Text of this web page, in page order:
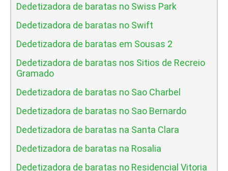
Dedetizadora de baratas no Swiss Park
Dedetizadora de baratas no Swift
Dedetizadora de baratas em Sousas 2
Dedetizadora de baratas nos Sitios de Recreio
Gramado
Dedetizadora de baratas no Sao Charbel
Dedetizadora de baratas no Sao Bernardo
Dedetizadora de baratas na Santa Clara
Dedetizadora de baratas na Rosalia
Dedetizadora de baratas no Residencial Vitoria